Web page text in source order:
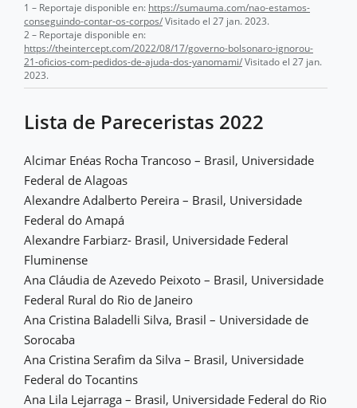
1 – Reportaje disponible en: https://sumauma.com/nao-estamos-
conseguindo-contar-os-corpos/Visitado el 27 jan. 2023.
2 – Reportaje disponible en:
https://theintercept.com/2022/08/17/governo-bolsonaro-ignorou-
21-oficios-com-pedidos-de-ajuda-dos-yanomami/Visitado el 27 jan.
2023.
Lista de Pareceristas 2022
Alcimar Enéas Rocha Trancoso – Brasil, Universidade
Federal de Alagoas
Alexandre Adalberto Pereira – Brasil, Universidade
Federal do Amapá
Alexandre Farbiarz- Brasil, Universidade Federal
Fluminense
Ana Cláudia de Azevedo Peixoto – Brasil, Universidade
Federal Rural do Rio de Janeiro
Ana Cristina Baladelli Silva, Brasil – Universidade de
Sorocaba
Ana Cristina Serafim da Silva – Brasil, Universidade
Federal do Tocantins
Ana Lila Lejarraga – Brasil, Universidade Federal do Rio